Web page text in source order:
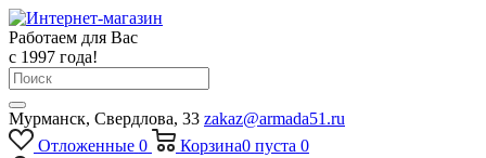
Работаем для Вас
с 1997 года!
Мурманск, Свердлова, 33 zakaz@armada51.ru
Отложенные 0 Корзина0 пуста 0